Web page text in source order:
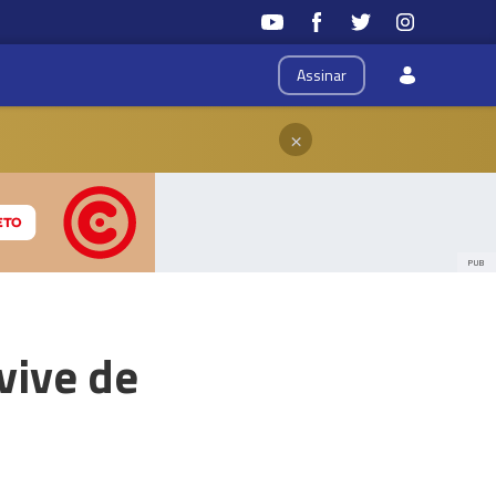
Assinar
×
PUB
de